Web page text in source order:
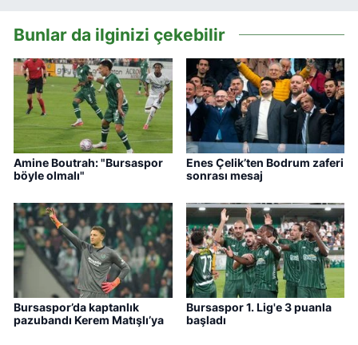
Bunlar da ilginizi çekebilir
Amine Boutrah: "Bursaspor
böyle olmalı"
Enes Çelik’ten Bodrum zaferi
sonrası mesaj
Bursaspor’da kaptanlık
pazubandı Kerem Matışlı’ya
Bursaspor 1. Lig'e 3 puanla
başladı